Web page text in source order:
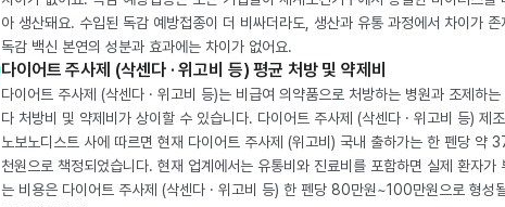
아 생산돼요. 수입된 독감 예방접종이 더 비싸더라도, 생산과 유통 과정에서 차이가 존
독감 백신 본연의 성분과 효과에는 차이가 없어요.
다이어트 주사제 (삭센다 · 위고비 등) 평균 처방 및 약제비
다이어트 주사제 (삭센다 · 위고비 등)는 비급여 의약품으로 처방하는 병원과 조제하는
다 처방비 및 약제비가 상이할 수 있습니다. 다이어트 주사제 (삭센다 · 위고비 등) 제
노보노디스트 사에 따르면 현재 다이어트 주사제 (위고비) 국내 출하가는 한 펜당 약
천원으로 책정되었습니다. 현재 업계에서는 유통비와 진료비를 포함하면 실제 환자가
는 비용은 다이어트 주사제 (삭센다 · 위고비 등) 한 펜당 80만원~100만원으로 형성